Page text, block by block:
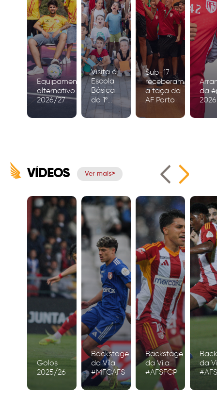
Equipamento
alternativo
2026/27
Visita à
Escola
Básica
do 1º
Ciclo de
Igreja
Sub-17
receberam
a taça da
AF Porto
da
VÍDEOS Ver mais
Golos
2025/26
Backstage
da Vila
#MFCAFS
Backstage
da Vila
#AFSFCP
da